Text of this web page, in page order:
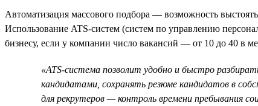
Автоматизация массового подбора — возможность
Использование ATS-систем (систем по управлению
бизнесу, если у компании число вакансий — от 10 до 40 в
«ATS-система позволит удобно и быстро
кандидатами, сохранять резюме кандидатов в
для рекрутеров — контроль времени пребывания